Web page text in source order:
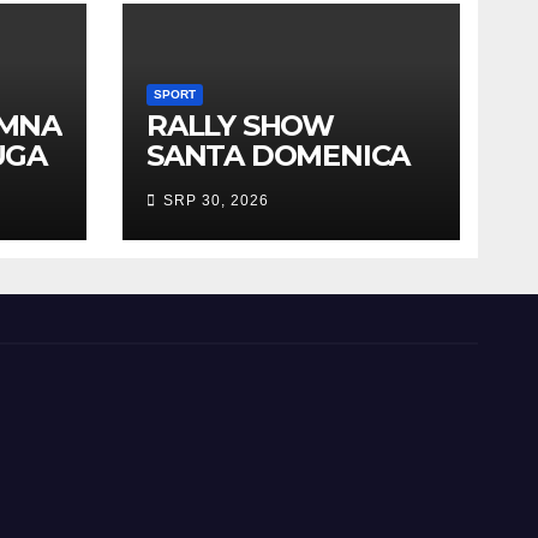
SPORT
RALLY SHOW
SANTA DOMENICA
PREDSTAVLJEN U
AUSTRIJI
SRP 30, 2026